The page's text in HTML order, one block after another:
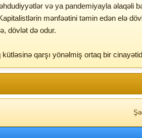
və ya pandemiyayla əlaqəli
mənfəətini təmin edən elə
dövlət də odur.
qarşı yönəlmiş ortaq bir